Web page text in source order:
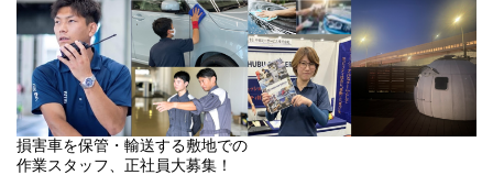
損害車を保管・輸送する敷地での
作業スタッフ、正社員大募集！